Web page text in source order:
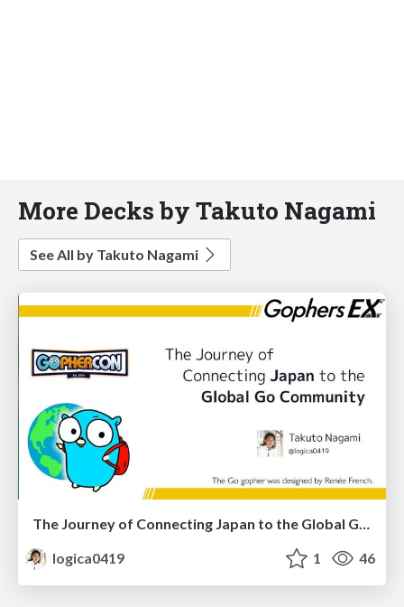
More Decks by Takuto Nagami
See All by Takuto Nagami
The Journey of Connecting Japan to the Global Go Community
logica0419
1 46